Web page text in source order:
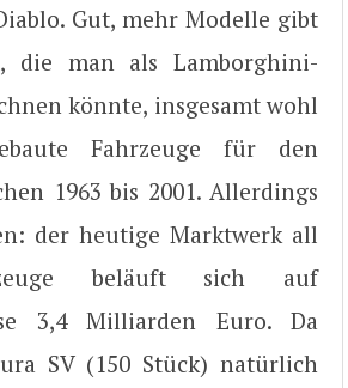
Gut, mehr Modelle gibt
die man als Lamborghini-
könnte, insgesamt wohl
Fahrzeuge für den
1963 bis 2001. Allerdings
der heutige Marktwerk all
beläuft sich auf
3,4 Milliarden Euro. Da
SV (150 Stück) natürlich